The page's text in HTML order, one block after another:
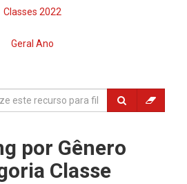
Classes 2022
Geral Ano
por Gênero
Classe